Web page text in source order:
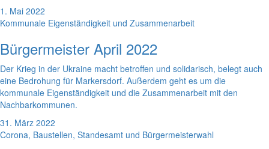
1. Mai 2022
Kommunale Eigenständigkeit und Zusammenarbeit
Bürgermeister April 2022
Der Krieg in der Ukraine macht betroffen und solidarisch, belegt auch
eine Bedrohung für Markersdorf. Außerdem geht es um die
kommunale Eigenständigkeit und die Zusammenarbeit mit den
Nachbarkommunen.
31. März 2022
Corona, Baustellen, Standesamt und Bürgermeisterwahl